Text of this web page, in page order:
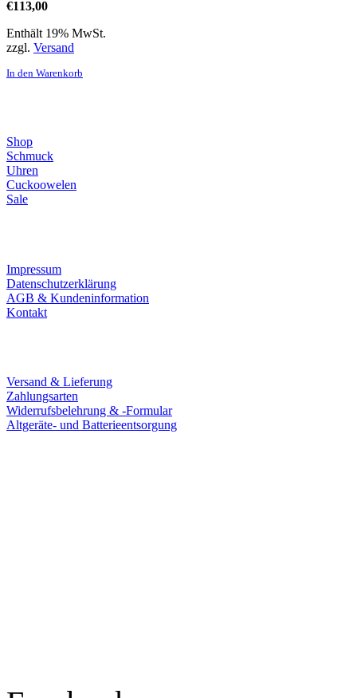
€113,00
Enthält 19% MwSt.
zzgl. Versand
In den Warenkorb
Shop
Schmuck
Uhren
Cuckoowelen
Sale
Impressum
Datenschutzerklärung
AGB & Kundeninformation
Kontakt
Versand & Lieferung
Zahlungsarten
Widerrufsbelehrung & -Formular
Altgeräte- und Batterieentsorgung